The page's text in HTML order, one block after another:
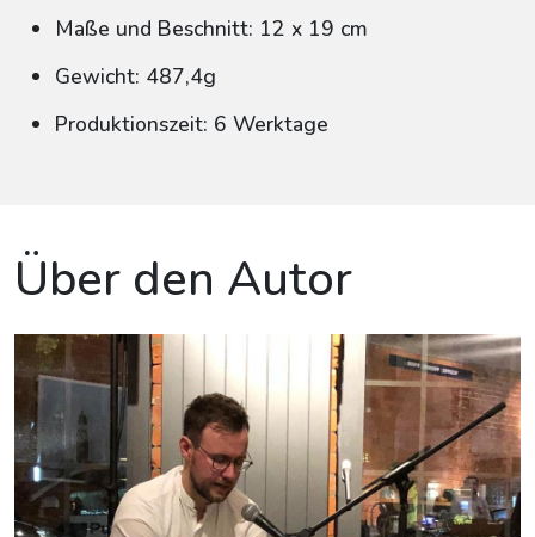
Maße und Beschnitt: 12 x 19 cm
Gewicht: 487,4g
Produktionszeit: 6 Werktage
Über den Autor